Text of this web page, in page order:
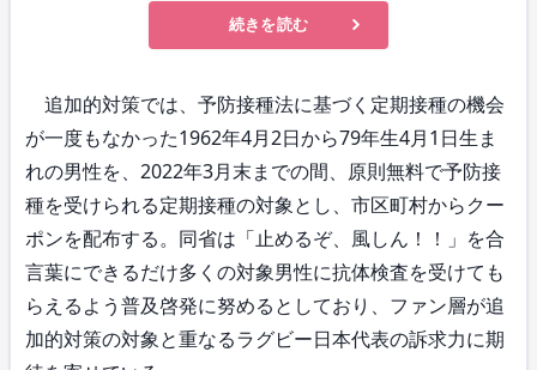
続きを読む
追加的対策では、予防接種法に基づく定期接種の機会
が一度もなかった1962年4月2日から79年生4月1日生ま
れの男性を、2022年3月末までの間、原則無料で予防接
種を受けられる定期接種の対象とし、市区町村からクー
ポンを配布する。同省は「止めるぞ、風しん！！」を合
言葉にできるだけ多くの対象男性に抗体検査を受けても
らえるよう普及啓発に努めるとしており、ファン層が追
加的対策の対象と重なるラグビー日本代表の訴求力に期